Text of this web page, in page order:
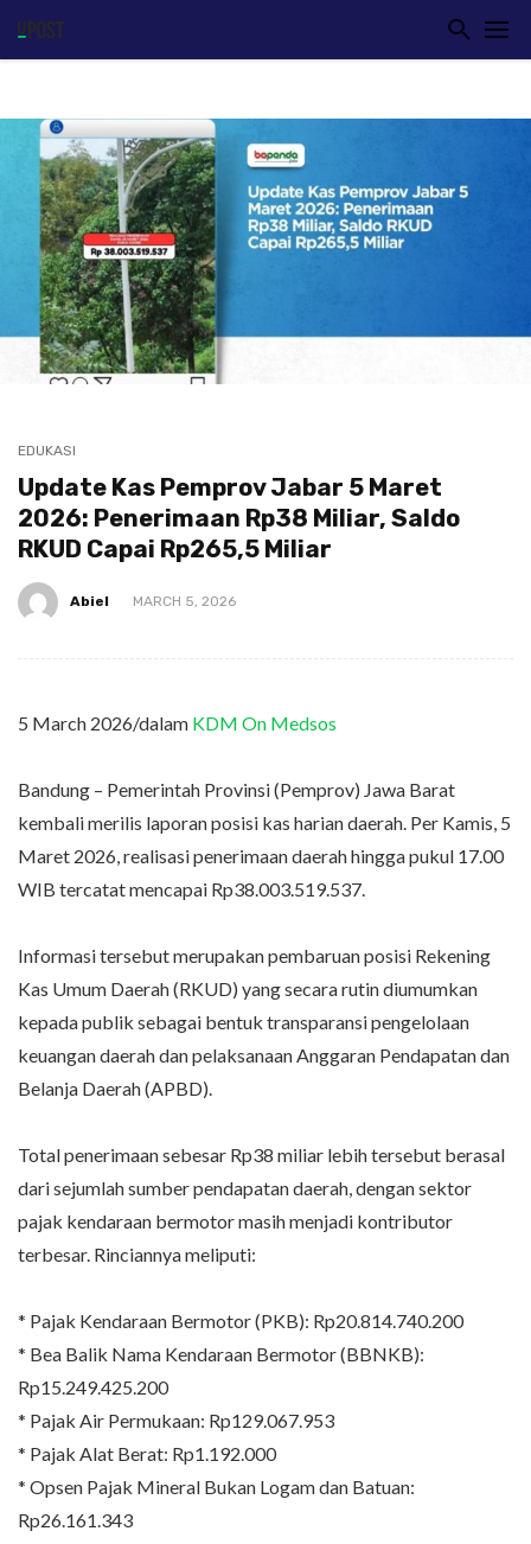
EDUKASI
Update Kas Pemprov Jabar 5 Maret
2026: Penerimaan Rp38 Miliar, Saldo
RKUD Capai Rp265,5 Miliar
Abiel MARCH 5, 2026
5 March 2026/dalam KDM On Medsos
Bandung – Pemerintah Provinsi (Pemprov) Jawa Barat
kembali merilis laporan posisi kas harian daerah. Per Kamis, 5
Maret 2026, realisasi penerimaan daerah hingga pukul 17.00
WIB tercatat mencapai Rp38.003.519.537.
Informasi tersebut merupakan pembaruan posisi Rekening
Kas Umum Daerah (RKUD) yang secara rutin diumumkan
kepada publik sebagai bentuk transparansi pengelolaan
keuangan daerah dan pelaksanaan Anggaran Pendapatan dan
Belanja Daerah (APBD).
Total penerimaan sebesar Rp38 miliar lebih tersebut berasal
dari sejumlah sumber pendapatan daerah, dengan sektor
pajak kendaraan bermotor masih menjadi kontributor
terbesar. Rinciannya meliputi:
* Pajak Kendaraan Bermotor (PKB): Rp20.814.740.200
* Bea Balik Nama Kendaraan Bermotor (BBNKB):
Rp15.249.425.200
* Pajak Air Permukaan: Rp129.067.953
* Pajak Alat Berat: Rp1.192.000
* Opsen Pajak Mineral Bukan Logam dan Batuan:
Rp26.161.343